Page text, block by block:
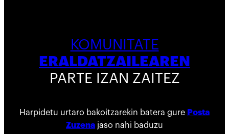
KOMUNITATE
ERALDATZAILEAREN
PARTE IZAN ZAITEZ
Harpidetu urtaro bakoitzarekin batera gure Posta
Zuzena jaso nahi baduzu